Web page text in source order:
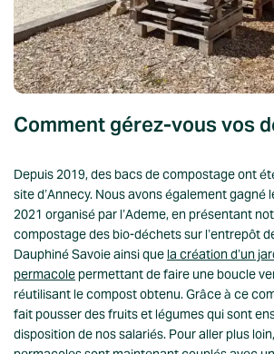
Comment gérez-vous vos
Depuis 2019, des bacs de compostage ont
site d’Annecy. Nous avons également gagné
2021 organisé par l’Ademe, en présentant
compostage des bio-déchets sur l’entrepôt
Dauphiné Savoie ainsi que la création d’un
permacolepermettant de faire une boucle
réutilisant le compost obtenu. Grâce à ce
fait pousser des fruits et légumes qui sont
disposition de nos salariés. Pour aller plus